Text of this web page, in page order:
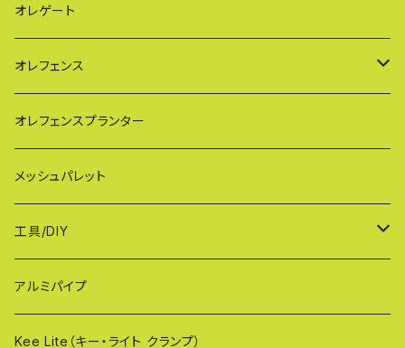
FXG（一輪/傾斜地対応アルミゲート）
HXG（傾斜地対応アルミゲート）
AXG（パネル兼用タイプ）
MXG（最高級 パネル兼用タイプ）
CXG（パネル取付不可タイプ）
XXG（パネル専用タイプ）
OXG（二輪・二輪・一輪/傾斜地対応アルミゲート）
大型サイズ KB93
特大サイズ KB108
奥行ワイド KB114
シンプルモデル KB90-PT
QXGシリーズ（ご家庭用）
SXGシリーズ(ご家庭用/ペットゲート)
VXGシリーズ（ご家庭用）
WXGシリーズ（ご家庭用）
TXGシリーズ（ご家庭用/和風）
オレゲート
オレフェンス
幅60cmタイプ
幅90cmタイプ
幅120cmタイプ
オレフェンスプランター
メッシュパレット
工具/DIY
荷揚げバケツ
樹脂製止水パネル
アルミパイプ
Kee Lite（キー・ライト クランプ）